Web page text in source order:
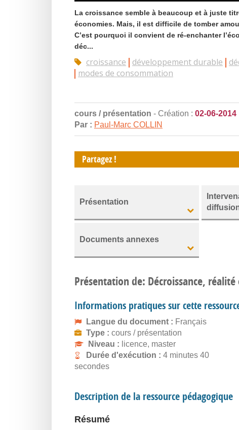
La croissance semble à beaucoup et à juste
économies. Mais, il est difficile de tomber
C’est pourquoi il convient de ré-enchanter
déc...
croissance développement durable
modes de consommation
cours / présentation - Création : 02-06-2014
Par : Paul-Marc COLLIN
Partagez !
Présentation
Documents annexes
Présentation de: Décroissance,
Informations pratiques sur cette
Langue du document : Français
Type : cours / présentation
Niveau : licence, master
Durée d'exécution : 4 minutes 40
secondes
Description de la ressource pédagogique
Résumé